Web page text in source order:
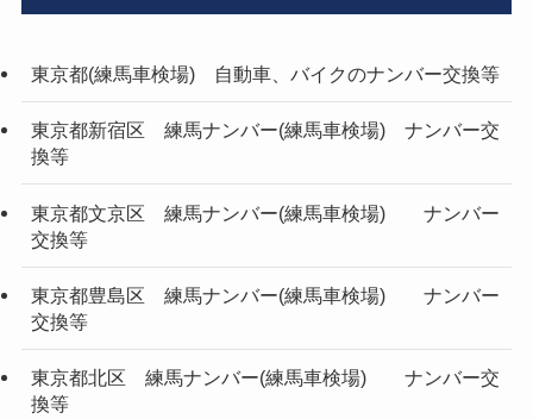
東京都(練馬車検場) 自動車、バイクのナンバー交換等
東京都新宿区 練馬ナンバー(練馬車検場) ナンバー交
換等
東京都文京区 練馬ナンバー(練馬車検場) ナンバー
交換等
東京都豊島区 練馬ナンバー(練馬車検場) ナンバー
交換等
東京都北区 練馬ナンバー(練馬車検場) ナンバー交
換等